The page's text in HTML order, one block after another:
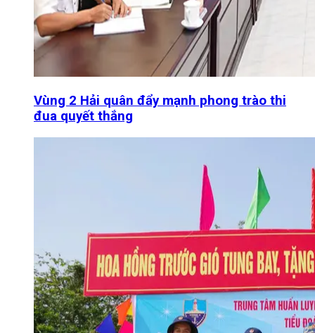
Vùng 2 Hải quân đẩy mạnh phong trào thi
đua quyết thắng